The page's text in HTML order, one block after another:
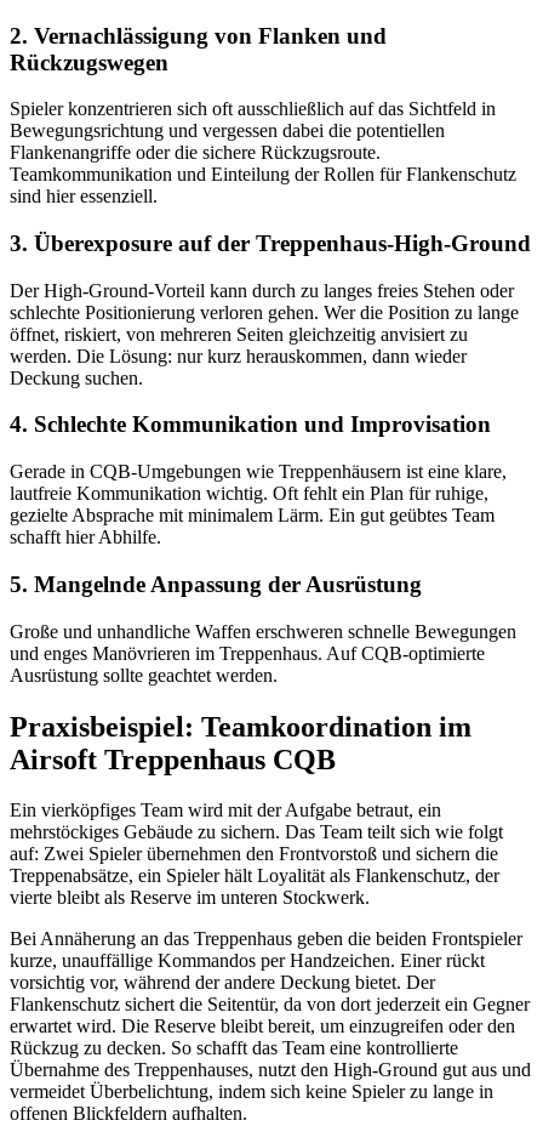
2. Vernachlässigung von Flanken und
Rückzugswegen
Spieler konzentrieren sich oft ausschließlich auf das Sichtfeld in
Bewegungsrichtung und vergessen dabei die potentiellen
Flankenangriffe oder die sichere Rückzugsroute.
Teamkommunikation und Einteilung der Rollen für Flankenschutz
sind hier essenziell.
3. Überexposure auf der Treppenhaus-High-Ground
Der High-Ground-Vorteil kann durch zu langes freies Stehen oder
schlechte Positionierung verloren gehen. Wer die Position zu lange
öffnet, riskiert, von mehreren Seiten gleichzeitig anvisiert zu
werden. Die Lösung: nur kurz herauskommen, dann wieder
Deckung suchen.
4. Schlechte Kommunikation und Improvisation
Gerade in CQB-Umgebungen wie Treppenhäusern ist eine klare,
lautfreie Kommunikation wichtig. Oft fehlt ein Plan für ruhige,
gezielte Absprache mit minimalem Lärm. Ein gut geübtes Team
schafft hier Abhilfe.
5. Mangelnde Anpassung der Ausrüstung
Große und unhandliche Waffen erschweren schnelle Bewegungen
und enges Manövrieren im Treppenhaus. Auf CQB-optimierte
Ausrüstung sollte geachtet werden.
Praxisbeispiel: Teamkoordination im
Airsoft Treppenhaus CQB
Ein vierköpfiges Team wird mit der Aufgabe betraut, ein
mehrstöckiges Gebäude zu sichern. Das Team teilt sich wie folgt
auf: Zwei Spieler übernehmen den Frontvorstoß und sichern die
Treppenabsätze, ein Spieler hält Loyalität als Flankenschutz, der
vierte bleibt als Reserve im unteren Stockwerk.
Bei Annäherung an das Treppenhaus geben die beiden Frontspieler
kurze, unauffällige Kommandos per Handzeichen. Einer rückt
vorsichtig vor, während der andere Deckung bietet. Der
Flankenschutz sichert die Seitentür, da von dort jederzeit ein Gegner
erwartet wird. Die Reserve bleibt bereit, um einzugreifen oder den
Rückzug zu decken. So schafft das Team eine kontrollierte
Übernahme des Treppenhauses, nutzt den High-Ground gut aus und
vermeidet Überbelichtung, indem sich keine Spieler zu lange in
offenen Blickfeldern aufhalten.